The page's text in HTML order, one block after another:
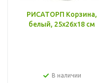
РИСАТОРП Корзина,
белый, 25x26x18 см
В наличии